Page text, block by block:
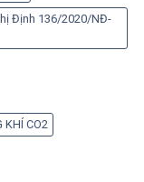
Định 136/2020/NĐ-
KHÍ CO2